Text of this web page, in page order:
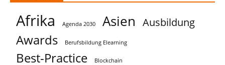
Afrika Agenda 2030 Asien Ausbildung
Awards Berufsbildung Elearning
Best-Practice Blockchain